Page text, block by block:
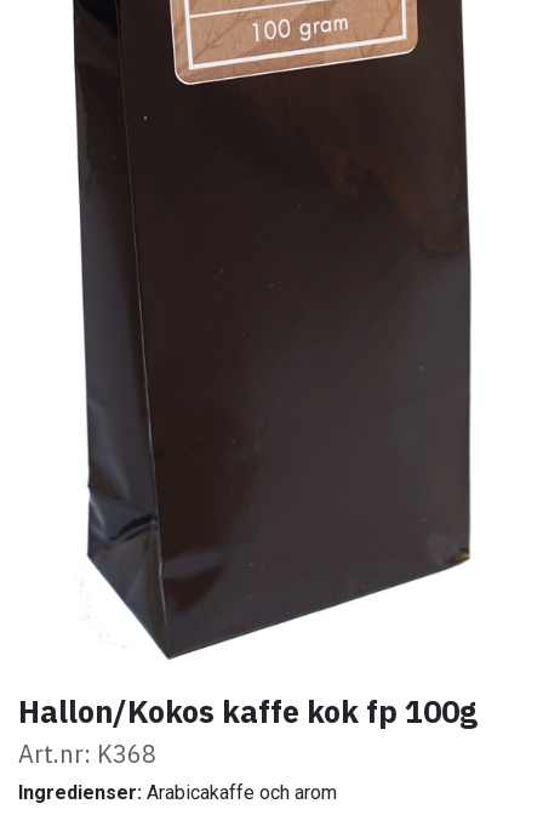
Hallon/Kokos kaffe kok fp 100g
Art.nr: K368
Ingredienser: Arabicakaffe och arom